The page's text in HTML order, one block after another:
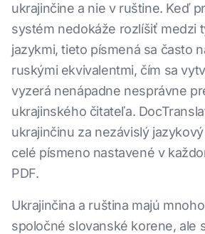
ukrajinčine a nie v ruštine. Keď
systém nedokáže rozlíšiť medzi
jazykmi, tieto písmená sa často
ruskými ekvivalentmi, čím sa
vyzerá nenápadne nesprávne
ukrajinského čitateľa.
ukrajinčinu za nezávislý
celé písmeno nastavené v
PDF.
Ukrajinčina a ruština majú
spoločné slovanské korene, ale